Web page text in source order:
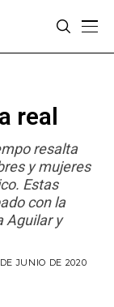
real
resalta
y mujeres
Estas
con la
Aguilar y
JUNIO DE 2020